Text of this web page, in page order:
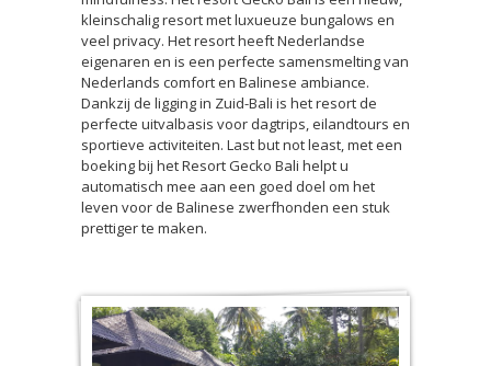
kleinschalig resort met luxueuze bungalows en
veel privacy. Het resort heeft Nederlandse
eigenaren en is een perfecte samensmelting van
Nederlands comfort en Balinese ambiance.
Dankzij de ligging in Zuid-Bali is het resort de
perfecte uitvalbasis voor dagtrips, eilandtours en
sportieve activiteiten. Last but not least, met een
boeking bij het Resort Gecko Bali helpt u
automatisch mee aan een goed doel om het
leven voor de Balinese zwerfhonden een stuk
prettiger te maken.